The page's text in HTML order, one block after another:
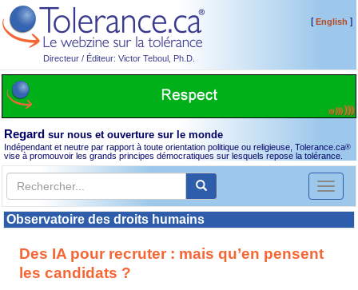
Directeur / Éditeur: Victor Teboul, Ph.D.
[English ]
Regard sur nous et ouverture sur le monde
Indépendant et neutre par rapport à toute orientation politique ou religieuse, Tolerance.ca®
vise à promouvoir les grands principes démocratiques sur lesquels repose la tolérance.
Toggle
Observatoire des droits humains
Des IA pour recruter : mais qu’en pensent
les candidats ?